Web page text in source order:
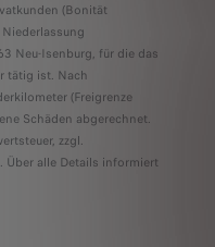
(Bonität
Neu-Isenburg, für die das
tätig ist. Nach
(Freigrenze
Schäden abgerechnet.
zzgl.
​Über alle Details informiert